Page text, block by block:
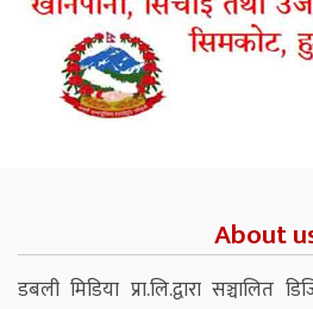
About
डबली मिडिया प्रा.लि.द्वारा